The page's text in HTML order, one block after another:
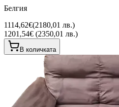
Белгия
1114,62€(2180,01 лв.)
1201,54€ (2350,01 лв.)
В количката